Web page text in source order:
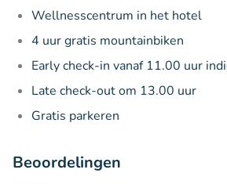
Wellnesscentrum in het hotel
4 uur gratis mountainbiken
Early check-in vanaf 11.00 uur
Late check-out om 13.00 uur
Gratis parkeren
Beoordelingen